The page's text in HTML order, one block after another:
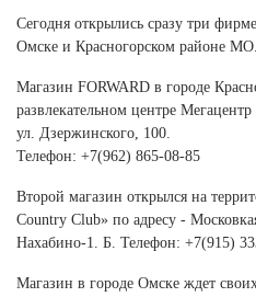
Челябинская область (2)
Ямало-Ненецкий автономный округ (1)
Ярославская область (1)
Сегодня открылись сразу три
Омске и Красногорском районе МО.
Магазин FORWARD в городе
развлекательном центре
ул. Дзержинского, 100.
Телефон: +7(962) 865-08-85
Второй магазин открылся на
Country Club» по адресу -
Нахабино-1. Б. Телефон: +7(915)
Магазин в городе Омске ждет